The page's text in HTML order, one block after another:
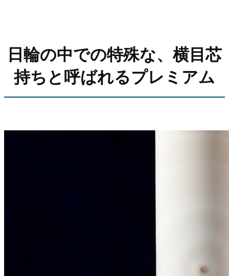
日輪の中での特殊な、横目芯
持ちと呼ばれるプレミアム